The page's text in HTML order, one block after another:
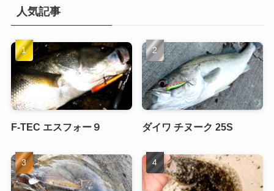
人気記事
F-TEC エスフォー９ ダイワ チヌーク 25S